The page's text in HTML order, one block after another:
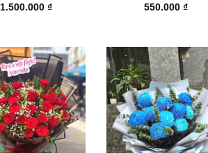
1.500.000₫
550.000 ₫